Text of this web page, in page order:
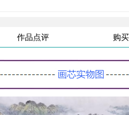
作品点评 购